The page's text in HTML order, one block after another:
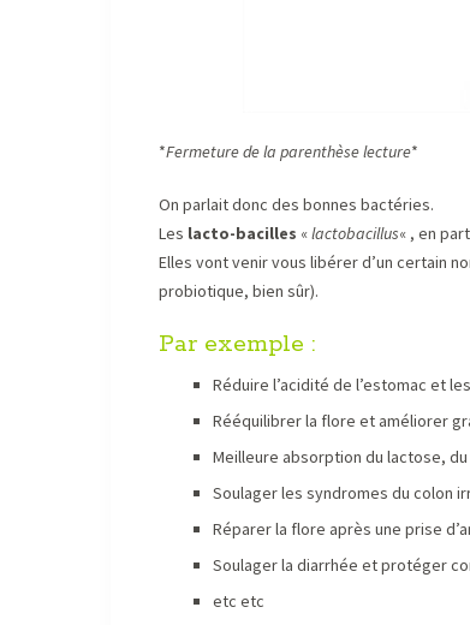
*Fermeture de la parenthèse lecture*
On parlait donc des bonnes bactéries.
Les lacto-bacilles «lactobacillus« , en
Elles vont venir vous libérer d’un certain
probiotique, bien sûr).
Par exemple :
Réduire l’acidité de l’estomac et
Rééquilibrer la flore et améliorer
Meilleure absorption du lactose,
Soulager les syndromes du colon
Réparer la flore après une prise
Soulager la diarrhée et protéger
etc etc